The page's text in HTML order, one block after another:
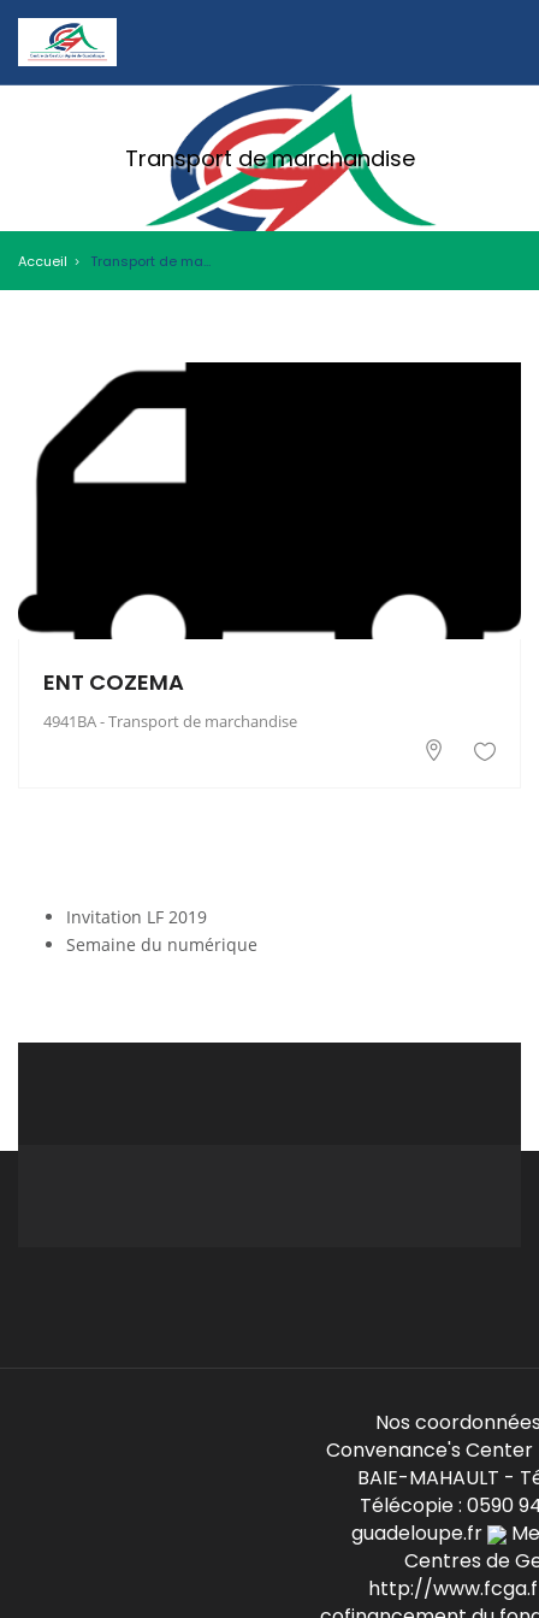
Transport de marchandise
Accueil Transport de marchandise
ENT COZEMA
4941BA - Transport de marchandise
Invitation LF 2019
Semaine du numérique
Nos coordonnées
Convenance's Center
BAIE-MAHAULT -
Télécopie : 0590
guadeloupe.fr
Centres de
http://